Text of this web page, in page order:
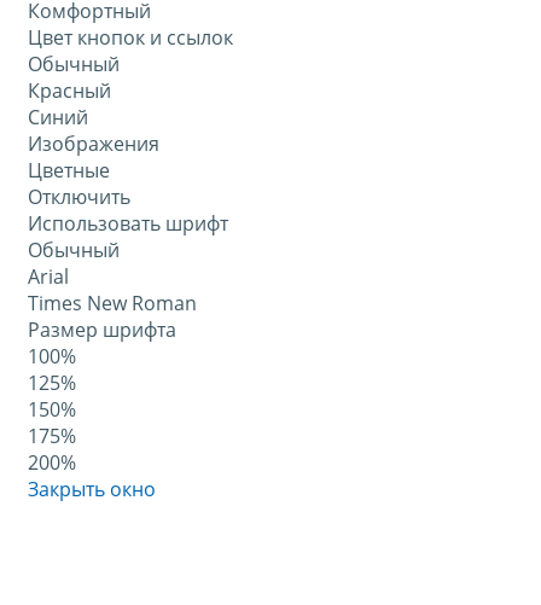
Комфортный
Цвет кнопок и ссылок
Обычный
Красный
Синий
Изображения
Цветные
Отключить
Использовать шрифт
Обычный
Arial
Times New Roman
Размер шрифта
100%
125%
150%
175%
200%
Закрыть окно